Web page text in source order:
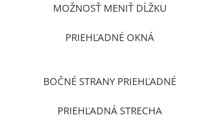
MOŽNOSŤ MENIŤ DĹŽKU
PRIEHĽADNÉ OKNÁ
BOČNÉ STRANY PRIEHĽADNÉ
PRIEHĽADNÁ STRECHA